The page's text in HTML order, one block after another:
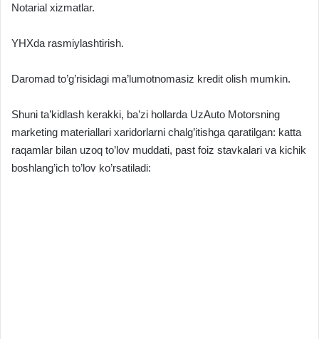
Notarial xizmatlar.
YHXda rasmiylashtirish.
Daromad to’g’risidagi ma’lumotnomasiz kredit olish mumkin.
Shuni ta’kidlash kerakki, ba’zi hollarda UzAuto Motorsning
marketing materiallari xaridorlarni chalg’itishga qaratilgan: katta
raqamlar bilan uzoq to’lov muddati, past foiz stavkalari va kichik
boshlang’ich to’lov ko’rsatiladi: